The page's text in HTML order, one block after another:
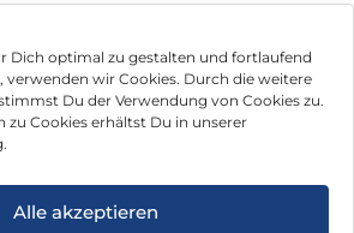
Dich optimal zu gestalten und fortlaufend
verwenden wir Cookies. Durch die weitere
Du der Verwendung von Cookies zu.
Cookies erhältst Du in unserer
Alle akzeptieren